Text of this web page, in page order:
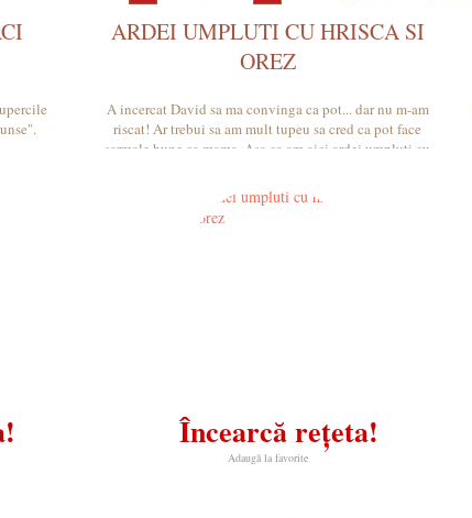
ARDEI UMPLUTI CU HRISCA SI
OREZ
A incercat David sa ma convinga ca pot... dar nu m-am
riscat! Ar trebui sa am mult tupeu sa cred ca pot face
sarmale bune ca mama. Asa ca am aici ardei umpluti cu
bunica ucraineanca, mama bucovineanca si io. Wish me
luck!
Încearcă rețeta!
Adaugă la favorite